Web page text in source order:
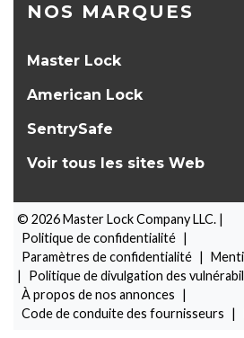
SÉLECTEUR DE PRODUITS
NOS MARQUES
Master Lock
American Lock
SentrySafe
Voir tous les sites Web
© 2026Master Lock Company LLC. |
Politique de confidentialité |
Paramètres de confidentialité |
|
Politique de divulgation des
À propos de nos annonces |
Code de conduite des fournisseurs |